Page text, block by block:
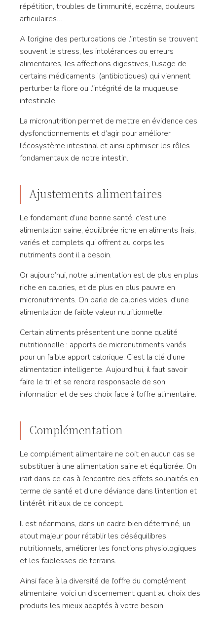
répétition, troubles de l’immunité, eczéma, douleurs
articulaires…
A l’origine des perturbations de l’intestin se trouvent
souvent le stress, les intolérances ou erreurs
alimentaires, les affections digestives, l’usage de
certains médicaments ‘(antibiotiques) qui viennent
perturber la flore ou l’intégrité de la muqueuse
intestinale.
La micronutrition permet de mettre en évidence ces
dysfonctionnements et d’agir pour améliorer
l’écosystème intestinal et ainsi optimiser les rôles
fondamentaux de notre intestin.
Ajustements alimentaires
Le fondement d’une bonne santé, c’est une
alimentation saine, équilibrée riche en aliments frais,
variés et complets qui offrent au corps les
nutriments dont il a besoin.
Or aujourd’hui, notre alimentation est de plus en plus
riche en calories, et de plus en plus pauvre en
micronutriments. On parle de calories vides, d’une
alimentation de faible valeur nutritionnelle.
Certain aliments présentent une bonne qualité
nutritionnelle : apports de micronutriments variés
pour un faible apport calorique. C’est la clé d’une
alimentation intelligente. Aujourd’hui, il faut savoir
faire le tri et se rendre responsable de son
information et de ses choix face à l’offre alimentaire.
Complémentation
Le complément alimentaire ne doit en aucun cas se
substituer à une alimentation saine et équilibrée. On
irait dans ce cas à l’encontre des effets souhaités en
terme de santé et d’une déviance dans l’intention et
l’intérêt initiaux de ce concept.
Il est néanmoins, dans un cadre bien déterminé, un
atout majeur pour rétablir les déséquilibres
nutritionnels, améliorer les fonctions physiologiques
et les faiblesses de terrains.
Ainsi face à la diversité de l’offre du complément
alimentaire, voici un discernement quant au choix des
produits les mieux adaptés à votre besoin :